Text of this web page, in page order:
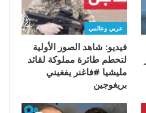
عربي وعالمي
فيديو: شاهد الصور الأولية
لتحطم طائرة مملوكة لقائد
مليشيا #فاغنر يفغيني
بريغوجين